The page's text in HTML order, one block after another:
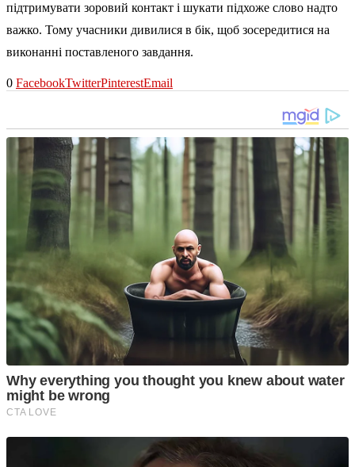
підтримувати зоровий контакт і шукати підхоже слово надто
важко. Тому учасники дивилися в бік, щоб зосередитися на
виконанні поставленого завдання.
0 FacebookTwitterPinterestEmail